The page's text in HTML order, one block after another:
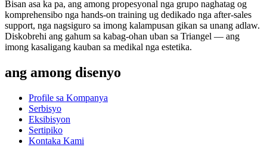
Bisan asa ka pa, ang among propesyonal nga grupo naghatag og
komprehensibo nga hands-on training ug dedikado nga after-sales
support, nga nagsiguro sa imong kalampusan gikan sa unang adlaw.
Diskobrehi ang gahum sa kabag-ohan uban sa Triangel — ang
imong kasaligang kauban sa medikal nga estetika.
ang among disenyo
Profile sa Kompanya
Serbisyo
Eksibisyon
Sertipiko
Kontaka Kami